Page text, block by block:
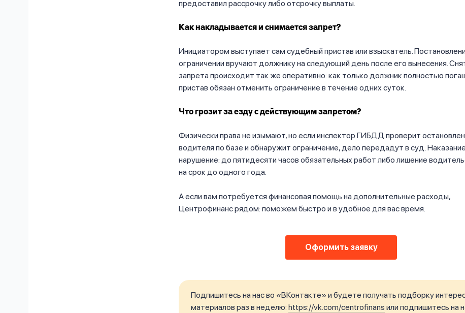
предоставил рассрочку либо отсрочку выплаты.
Как накладывается и снимается запрет?
Инициатором выступает сам судебный пристав или взыскатель.
ограничении вручают должнику на следующий день после его вынесения.
запрета происходит так же оперативно: как только должник полностью
пристав обязан отменить ограничение в течение одних суток.
Что грозит за езду с действующим запретом?
Физически права не изымают, но если инспектор ГИБДД проверит
водителя по базе и обнаружит ограничение, дело передадут в суд.
нарушение: до пятидесяти часов обязательных работ либо лишение
на срок до одного года.
А если вам потребуется финансовая помощь на дополнительные расходы,
Центрофинанс рядом: поможем быстро и в удобное для вас время.
Оформить заявку
Подпишитесь на нас во «ВКонтакте» и будете получать подборку
материалов раз в неделю: https://vk.com/centrofinans или подпишитесь на